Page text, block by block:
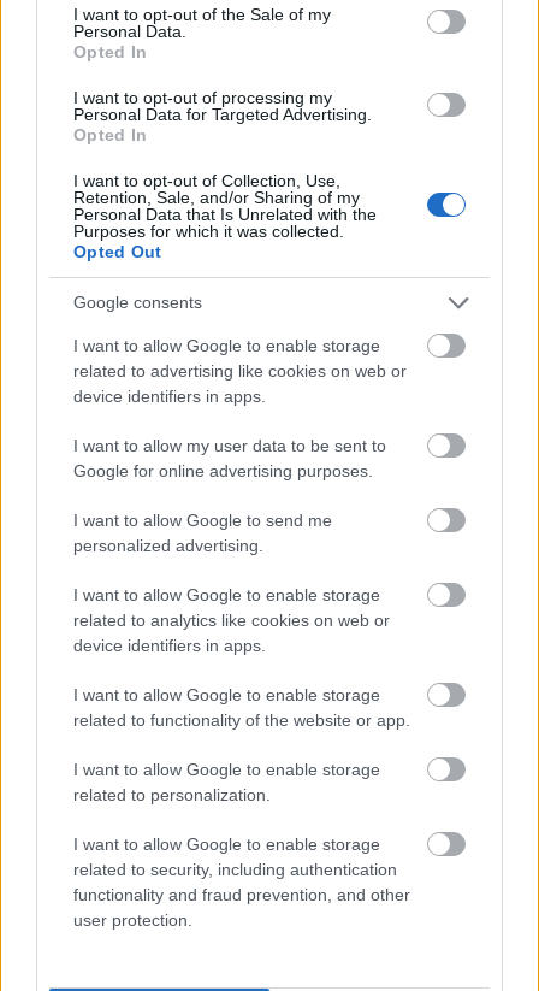
consent section.
I want to opt-out of the Sale of my
Personal Data.
Opted In
I want to opt-out of processing my
Personal Data for Targeted Advertising.
Opted In
I want to opt-out of Collection, Use,
Retention, Sale, and/or Sharing of my
Personal Data that Is Unrelated with the
Purposes for which it was collected.
Opted Out
Google consents
I want to allow Google to enable storage
related to advertising like cookies on web or
device identifiers in apps.
I want to allow my user data to be sent to
Google for online advertising purposes.
I want to allow Google to send me
personalized advertising.
I want to allow Google to enable storage
related to analytics like cookies on web or
device identifiers in apps.
I want to allow Google to enable storage
related to functionality of the website or app.
I want to allow Google to enable storage
related to personalization.
I want to allow Google to enable storage
related to security, including authentication
functionality and fraud prevention, and other
user protection.